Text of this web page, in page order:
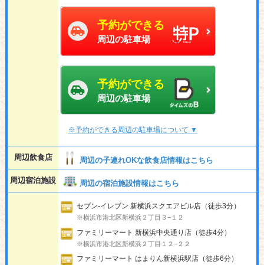
予約ができる
周辺の駐車場
予約ができる
周辺の駐車場
※予約ができる周辺の駐車場について ▼
周辺飲食店 周辺の子連れOKな飲食店情報はこちら
周辺宿泊施設 周辺の宿泊施設情報はこちら
セブン-イレブン 新横浜スクエアビル店（徒歩3分）
※横浜市港北区新横浜２丁目３−１２
ファミリーマート 新横浜中央通り店（徒歩4分）
※横浜市港北区新横浜２丁目１２−２２
ファミリーマート はまりん新横浜駅店（徒歩6分）